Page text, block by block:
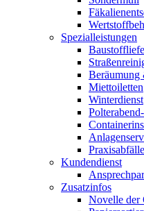
Spezialleistungen
Beräumung
Miettoiletten
Winterdienst
Praxisabfälle
Kundendienst
Zusatzinfos
Novelle der